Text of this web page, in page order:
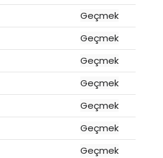
Geçmek
Geçmek
Geçmek
Geçmek
Geçmek
Geçmek
Geçmek